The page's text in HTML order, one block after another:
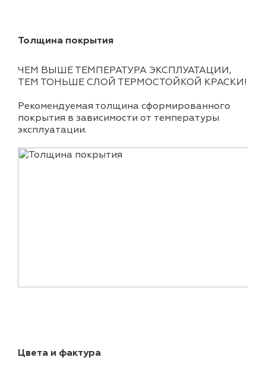
Толщина покрытия
ЧЕМ ВЫШЕ ТЕМПЕРАТУРА ЭКСПЛУАТАЦИИ,
ТЕМ ТОНЬШЕ СЛОЙ ТЕРМОСТОЙКОЙ КРАСКИ!
Рекомендуемая толщина сформированного
покрытия в зависимости от температуры
эксплуатации.
Цвета и фактура